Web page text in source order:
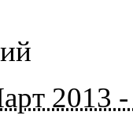
2013